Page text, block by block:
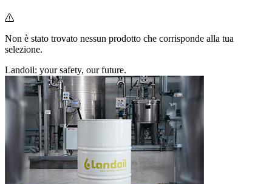
Non è stato trovato nessun prodotto che corrisponde alla tua
selezione.
Landoil: your safety, our future.